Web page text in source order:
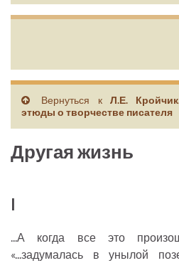
Вернуться к Л.Е.
этюды о творчестве писателя
Другая жизнь
I
...А когда все это
«...задумалась в унылой